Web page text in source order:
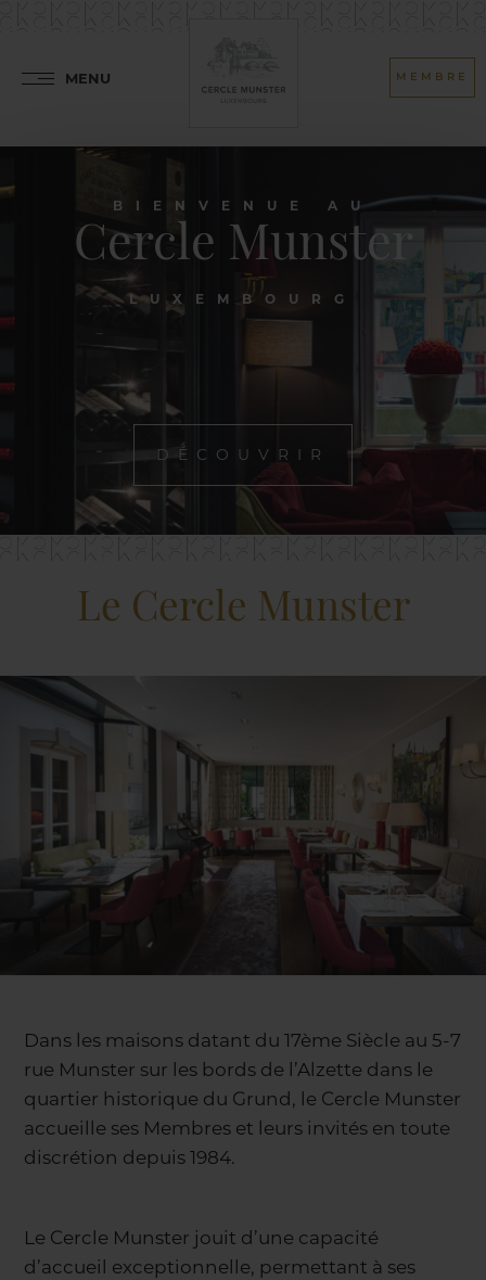
MENU MEMBRE
BIENVENUE AU
Cercle Munster
LUXEMBOURG
DÉCOUVRIR
Le Cercle Munster
Dans les maisons datant du 17ème Siècle au 5-7
rue Munster sur les bords de l’Alzette dans le
quartier historique du Grund, le Cercle Munster
accueille ses Membres et leurs invités en toute
discrétion depuis 1984.
Le Cercle Munster jouit d’une capacité
d’accueil exceptionnelle, permettant à ses